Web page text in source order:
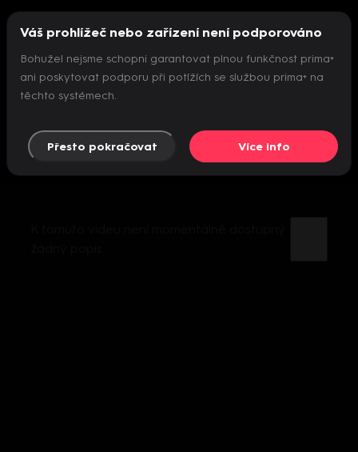
Nepodařilo se inicializovat přehrávač
Váš prohlížeč nebo zařízení není podporováno
Bohužel nejsme schopni garantovat plnou funkčnost prima+
ani poskytovat podporu při potížích se službou prima+ na
těchto systémech.
Přesto pokračovat Více info